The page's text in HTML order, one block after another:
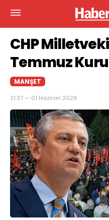
CHP
Temmuz
MANŞET
21:37 — 01 Haziran 2026